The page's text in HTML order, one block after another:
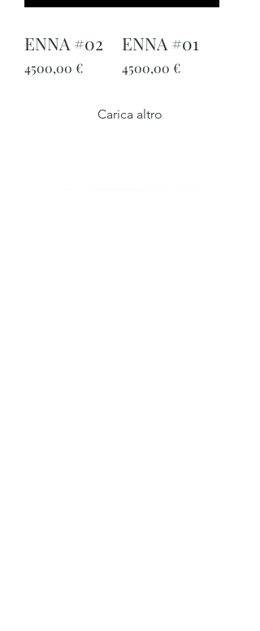
ENNA #02
Prezzo
4500,00 €
ENNA #01
Prezzo
4500,00 €
Carica altro